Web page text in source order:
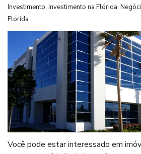
Investimento, Investimento na Flórida,
Florida
Você pode estar interessado em